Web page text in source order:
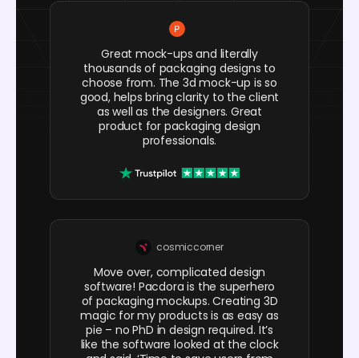
Great mock-ups and literally
thousands of packaging designs to
choose from. The 3d mock-up is so
good, helps bring clarity to the client
as well as the designers. Great
product for packaging design
professionals.
cosmiccorner
Move over, complicated design
software! Pacdora is the superhero
of packaging mockups. Creating 3D
magic for my products is as easy as
pie – no PhD in design required. It’s
like the software looked at the clock